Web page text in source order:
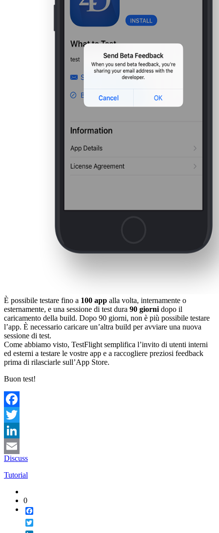
È possibile testare fino a 100 app alla volta, internamente o
esternamente, e una sessione di test dura 90 giorni dopo il
caricamento della build. Dopo 90 giorni, non è più possibile testare
l’app. È necessario caricare un’altra build per avviare una nuova
sessione di test.
Come abbiamo visto, TestFlight semplifica l’invito di utenti interni
ed esterni a testare le vostre app e a raccogliere preziosi feedback
prima di rilasciarle sull’App Store.
Buon test!
Facebook
Twitter
LinkedIn
Email
Discuss
Tutorial
0